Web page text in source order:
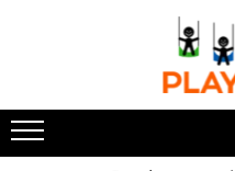
Complexe de Joacă